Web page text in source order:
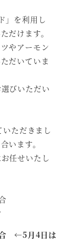
」を利用し
だけます。
やアーモン
だいていま
びいただい
ただきまし
います。
任せいたし
合 ←5月4日は